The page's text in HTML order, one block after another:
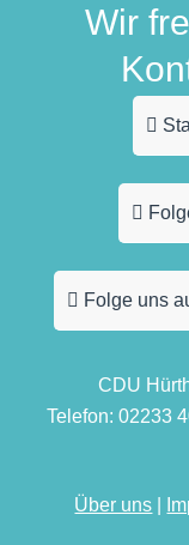
Wir
Folge uns
CDU
Telefon: 02233
Über uns